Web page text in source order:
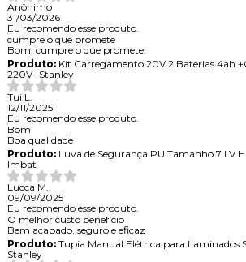
Anônimo
31/03/2026
Eu recomendo esse produto.
cumpre o que promete
Bom, cumpre o que promete.
Produto:Kit Carregamento 20V 2 Baterias 4ah
220V -Stanley
Tui L.
12/11/2025
Eu recomendo esse produto.
Bom
Boa qualidade
Produto:Luva de Segurança PU Tamanho 7 LV
Imbat
Lucca M.
09/09/2025
Eu recomendo esse produto.
O melhor custo benefício
Bem acabado, seguro e eficaz
Produto:Tupia Manual Elétrica para Laminados
Stanley